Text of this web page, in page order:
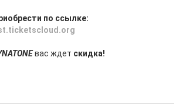
по ссылке:
вас ждет скидка!